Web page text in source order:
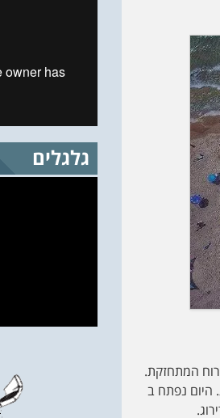
המתחזקת.
היום נפתח ב
גלגלים